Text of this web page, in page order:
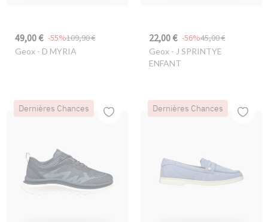
49,00 € 109,90 €
-55%
Geox- D MYRIA
22,00 € 45,00 €
-56%
Geox- J SPRINTYE
ENFANT
Dernières Chances Dernières Chances